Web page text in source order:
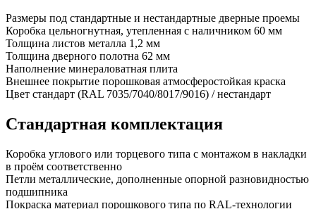
Размеры под стандартные и нестандартные дверные проемы
Коробка цельногнутная, утепленная с наличником 60 мм
Толщина листов металла 1,2 мм
Толщина дверного полотна 62 мм
Наполнение минераловатная плита
Внешнее покрытие порошковая атмосферостойкая краска
Цвет стандарт (RAL 7035/7040/8017/9016) / нестандарт
Стандартная комплектация
Коробка углового или торцевого типа с монтажом в накладки
в проём соответственно
Петли металлические, дополненные опорной разновидностью
подшипника
Покраска материал порошкового типа по RAL-технологии